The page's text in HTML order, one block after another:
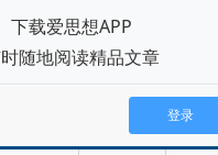
登录
下载爱思想APP
随地阅读精品文章